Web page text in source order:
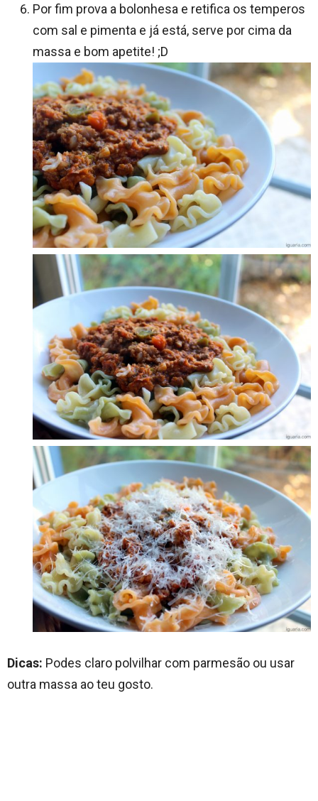
Por fim prova a bolonhesa e retifica os temperos
com sal e pimenta e já está, serve por cima da
massa e bom apetite! ;D
Dicas: Podes claro polvilhar com parmesão ou usar
outra massa ao teu gosto.